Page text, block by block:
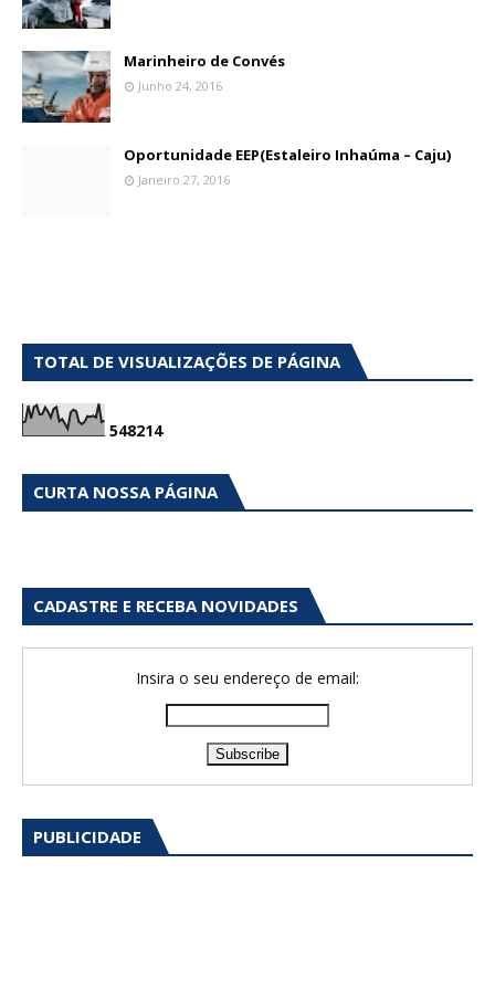
Marinheiro de Convés
Junho 24, 2016
Oportunidade EEP(Estaleiro Inhaúma – Caju)
Janeiro 27, 2016
TOTAL DE VISUALIZAÇÕES DE PÁGINA
548214
CURTA NOSSA PÁGINA
CADASTRE E RECEBA NOVIDADES
Insira o seu endereço de email:
PUBLICIDADE